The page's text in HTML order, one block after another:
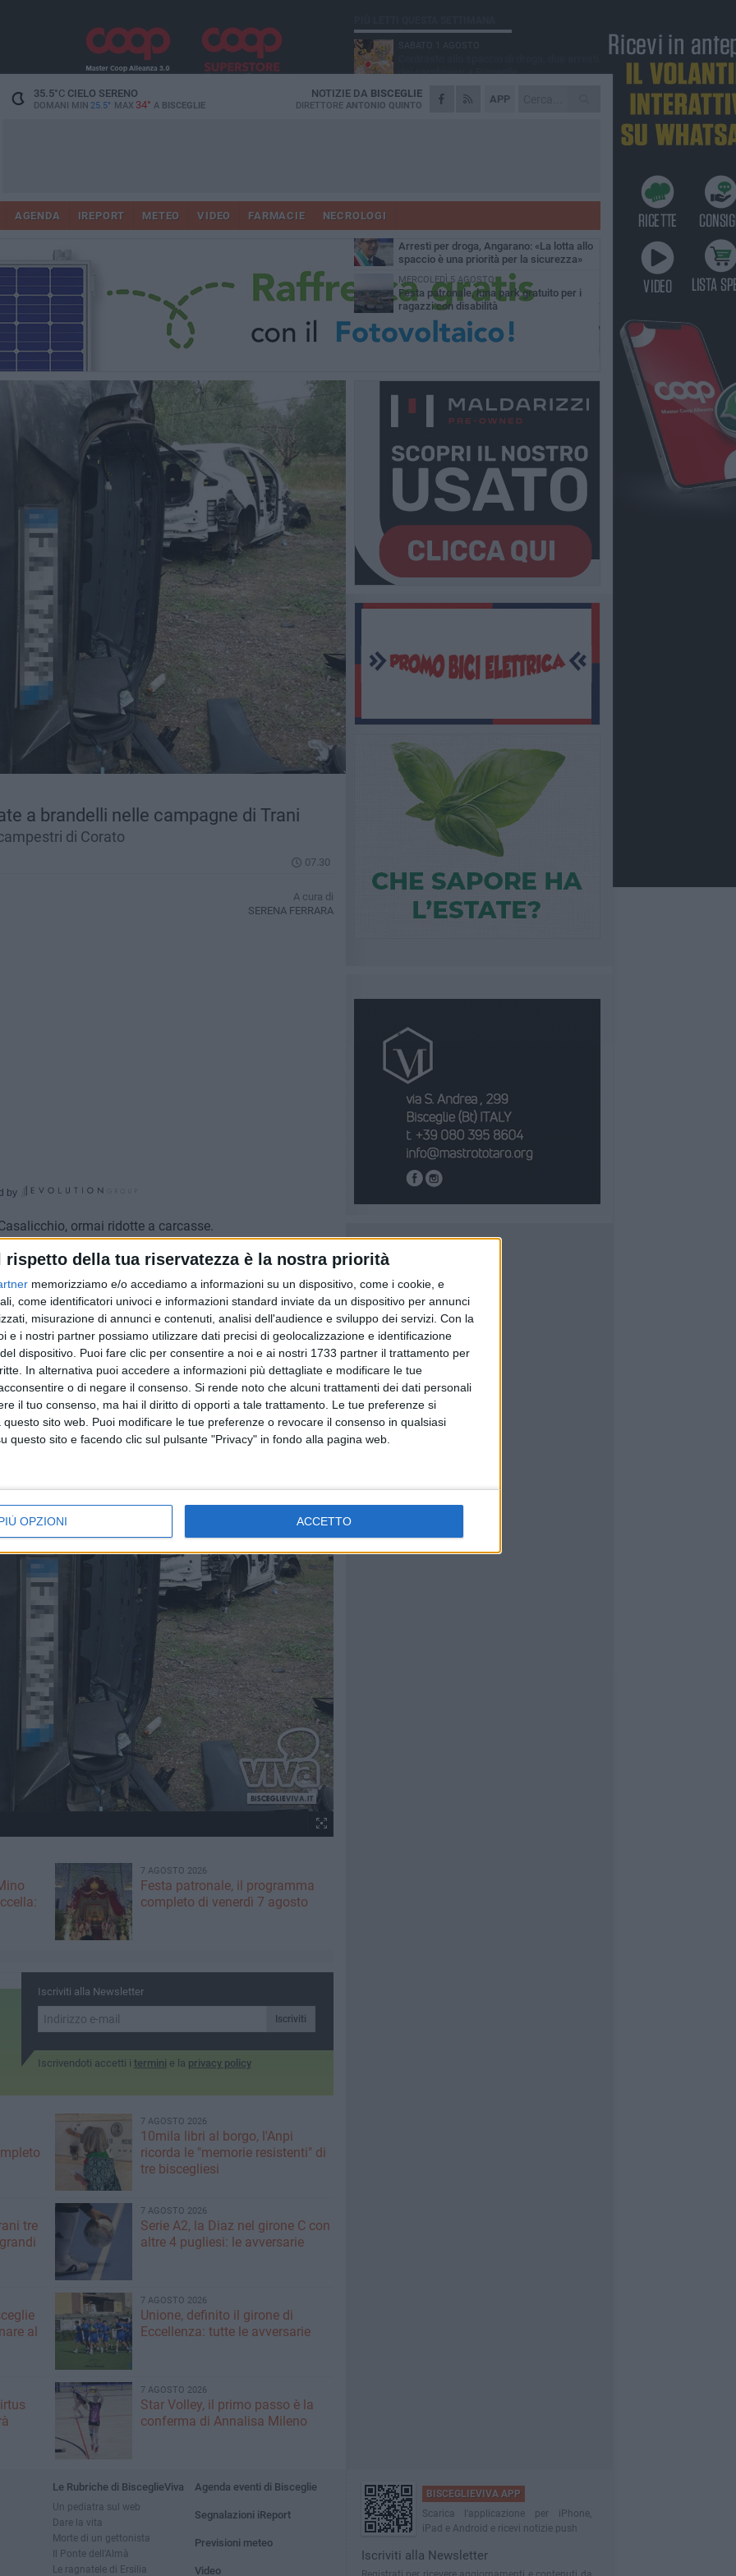
rispetto della tua riservatezza è la nostra priorità
memorizziamo e/o accediamo a informazioni su un dispositivo, come i cookie, e
come identificatori univoci e informazioni standard inviate da un dispositivo per annunci
misurazione di annunci e contenuti, analisi dell'audience e sviluppo dei servizi. Con la
e i nostri partner possiamo utilizzare dati precisi di geolocalizzazione e identificazione
dispositivo. Puoi fare clic per consentire a noi e ai nostri 1733 partner il trattamento per
In alternativa puoi accedere a informazioni più dettagliate e modificare le tue
o di negare il consenso. Si rende noto che alcuni trattamenti dei dati personali
il tuo consenso, ma hai il diritto di opporti a tale trattamento. Le tue preferenze si
sito web. Puoi modificare le tue preferenze o revocare il consenso in qualsiasi
questo sito e facendo clic sul pulsante "Privacy" in fondo alla pagina web.
OPZIONI ACCETTO
35.5°CCIELO SERENO
DOMANI MIN 25.5° MAX 34° A BISCEGLIE
APP
NOTIZIE DA BISCEGLIE
DIRETTORE ANTONIO QUINTO
AGENDA IREPORT METEO VIDEO FARMACIE NECROLOGI
a brandelli nelle campagne di Trani
di Corato
07.30
A cura di
SERENA FERRARA
by
ormai ridotte a carcasse.
17 ottobre, sono state scoperte nei campi dell'agro
"La mela verde" di Corato.
avanti delle attività di prevenzione di furti
loro frutti.
Vincenzo Colangelo.
della distruzione dei veicoli, da cui con ogni
da vendere sul mercato dell'usato.
3 FOTO
7 AGOSTO 2026
Festa patronale, il programma
completo di venerdì 7 agosto
Iscriviti alla Newsletter
Iscriviti
Iscrivendoti accetti i termini e la privacy policy
7 AGOSTO 2026
10mila libri al borgo, l'Anpi
ricorda le "memorie resistenti" di
tre biscegliesi
tre
7 AGOSTO 2026
Serie A2, la Diaz nel girone C con
altre 4 pugliesi: le avversarie
al
7 AGOSTO 2026
Unione, definito il girone di
Eccellenza: tutte le avversarie
7 AGOSTO 2026
Star Volley, il primo passo è la
conferma di Annalisa Mileno
dei carabinieri a Bisceglie
MARTEDÌ 4 AGOSTO
Emergenza caldo, il Comune di Bisceglie
Due auto incendiate nella notte in via Dieta
SABATO 1 AGOSTO
Arresti per droga, Angarano: «La lotta allo
spaccio è una priorità per la sicurezza»
MERCOLEDÌ 5 AGOSTO
Festa patronale, luna park gratuito per i
ragazzi con disabilità
Le Rubriche di BisceglieViva
Un pediatra sul web
Dare la vita
Morte di un gettonista
Il Ponte dell'Almà
Le ragnatele di Ersilia
Agenda eventi di Bisceglie
Segnalazioni iReport
Previsioni meteo
Video
BISCEGLIEVIVA APP
Scarica l'applicazione per iPhone,
iPad e Android e ricevi notizie push
Iscriviti alla Newsletter